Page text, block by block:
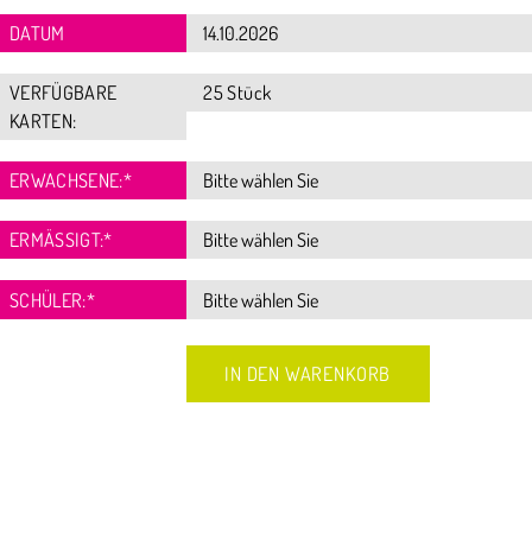
DATUM
VERFÜGBARE
KARTEN:
25 Stück
ERWACHSENE:*
ERMÄSSIGT:*
SCHÜLER:*